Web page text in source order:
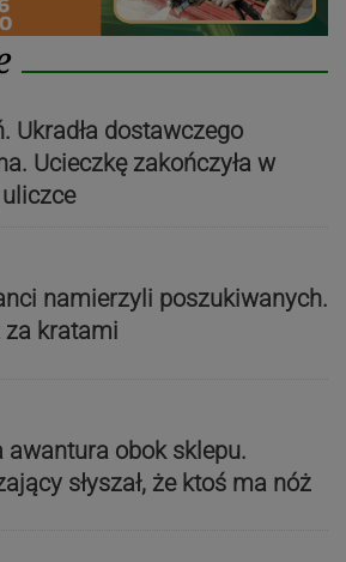
Ukradła dostawczego
Ucieczkę zakończyła w
namierzyli poszukiwanych.
za kratami
awantura obok sklepu.
słyszał, że ktoś ma nóż